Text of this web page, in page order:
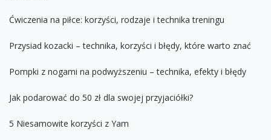
Ćwiczenia na piłce: korzyści, rodzaje i technika treningu
Przysiad kozacki – technika, korzyści i błędy, które warto znać
Pompki z nogami na podwyższeniu – technika, efekty i błędy
Jak podarować do 50 zł dla swojej przyjaciółki?
5 Niesamowite korzyści z Yam